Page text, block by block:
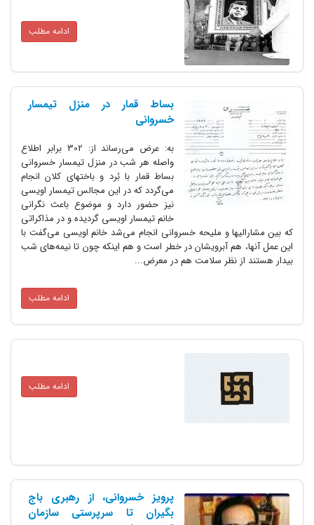
بساط قمار در منزل تیمسار
خسروانی
به: عرض می‌رساند از: 302 برابر اطلاع
واصله هر شب در منزل تیمسار خسروانی
بساط قمار با بُرد و باختهای کلان انجام
می‌گردد که در این مجالس تیمسار اویسی
نیز حضور دارد و موضوع باعث نگرانی
خانم تیمسار اویسی گردیده و در مذاکراتی
و ملیحه خسروانی انجام می‌شد خانم اویسی می‌گفت با
هم آبرویشان در خطر است و هم اینکه چون تا نیمه‌های شب
نظر سلامت هم در معرض...
پرویز خسروانی، از رهبری باج
بگیران تا سرپرستی سازمان